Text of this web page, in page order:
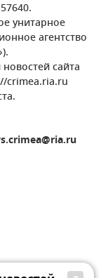
унитарное
агентство
сайта
crimea.ria.ru